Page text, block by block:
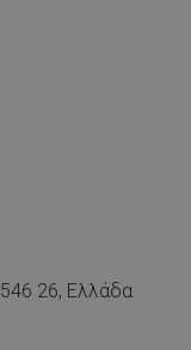
26, Ελλάδα